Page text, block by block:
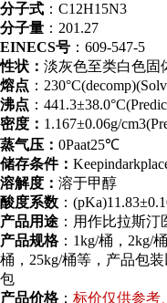
分子式 ：C12H15N3
分子量 ：201.27
EINECS号 ：609-547-5
性状： 淡灰色至类白色固
熔点 ：
沸点 ：
密度： 1.167±0.06g/
蒸气压： 0Paat25℃
储存条件：
溶解度： 溶于甲醇
酸度系数 ：
产品用途 ：用作比拉斯
产品规格：1kg/桶，2kg/
桶，25kg/桶等，产品包
包
产品价格： 标价仅供参考